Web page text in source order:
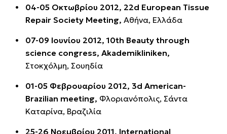
04-05 Οκτωβρίου 2012, 22d European Tissue
Repair Society Meeting, Αθήνα, Ελλάδα
07-09 Ιουνίου 2012, 10th Beauty through
science congress, Akademikliniken,
Στοκχόλμη, Σουηδία
01-05 Φεβρουαρίου 2012, 3d American-
Brazilian meeting, Φλοριανόπολις, Σάντα
Καταρίνα, Βραζιλία
25-26 Νοεμβρίου 2011, International